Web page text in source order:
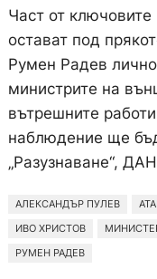
Част от
остават под
Румен Радев
министрите на
вътрешните
наблюдение ще
„Разузнаване“,
АЛЕКСАНДЪР ПУЛЕВ
ИВО ХРИСТОВ
РУМЕН РАДЕВ